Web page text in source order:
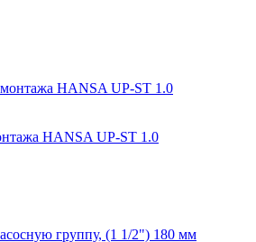
HANSA UP-ST 1.0